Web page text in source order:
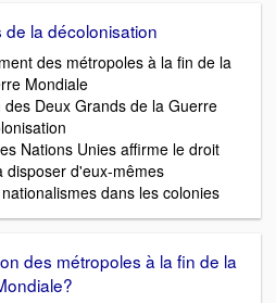
la décolonisation
des métropoles à la fin de la
Mondiale
Deux Grands de la Guerre
Nations Unies affirme le droit
disposer d'eux-mêmes
dans les colonies
des métropoles à la fin de la